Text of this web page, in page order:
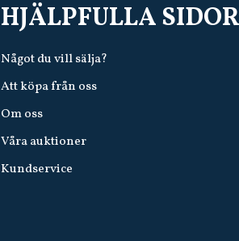
HJÄLPFULLA
Något du vill sälja?
Att köpa från oss
Om oss
Våra auktioner
Kundservice